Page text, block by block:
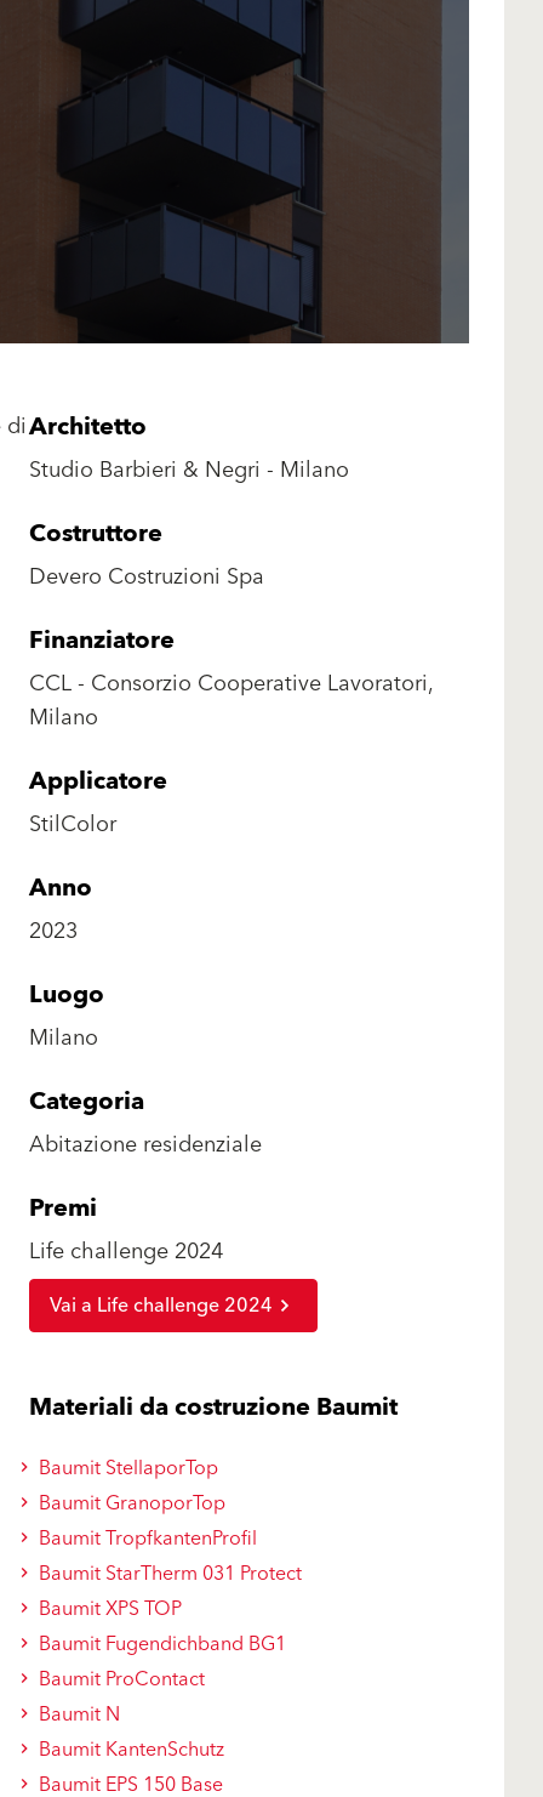
Architetto
Studio Barbieri & Negri - Milano
Costruttore
Devero Costruzioni Spa
Finanziatore
CCL - Consorzio Cooperative Lavoratori,
Milano
Applicatore
StilColor
Anno
2023
Luogo
Milano
Categoria
Abitazione residenziale
Premi
Life challenge 2024
Vai a Life challenge 2024
Materiali da costruzione Baumit
Baumit StellaporTop
Baumit GranoporTop
Baumit TropfkantenProfil
Baumit StarTherm 031 Protect
Baumit XPS TOP
Baumit Fugendichband BG1
Baumit ProContact
Baumit N
Baumit KantenSchutz
Baumit EPS 150 Base